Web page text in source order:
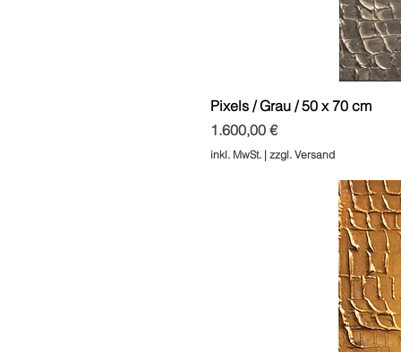
Pixels / Grau / 50 x 70 cm
Preis
1.600,00 €
inkl. MwSt. |zzgl. Versand